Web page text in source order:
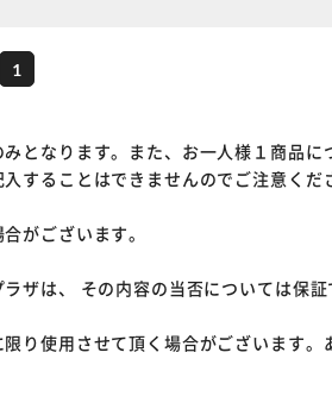
1
となります。また、お一人様１商品に
することはできませんのでご注意くだ
がございます。
ザは、 その内容の当否については保
り使用させて頂く場合がございます。